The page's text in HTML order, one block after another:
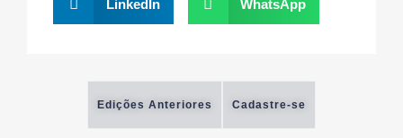
LinkedIn WhatsApp
Edições Anteriores Cadastre-se